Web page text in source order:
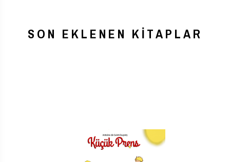
SON EKLENEN KITAPLAR